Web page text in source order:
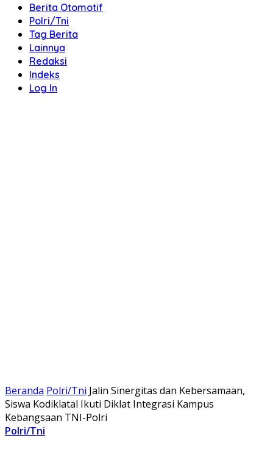
Berita Otomotif
Polri/Tni
Tag Berita
Lainnya
Redaksi
Indeks
Log In
Beranda Polri/Tni Jalin Sinergitas dan Kebersamaan,
Siswa Kodiklatal Ikuti Diklat Integrasi Kampus
Kebangsaan TNI-Polri
Polri/Tni